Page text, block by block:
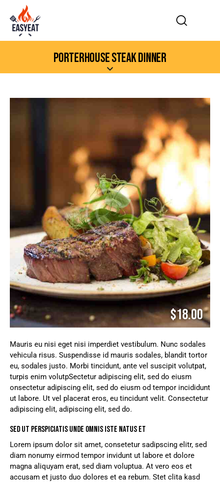
PORTERHOUSE STEAK DINNER
$18.00
Mauris eu nisi eget nisi imperdiet vestibulum. Nunc sodales
vehicula risus. Suspendisse id mauris sodales, blandit tortor
eu, sodales justo. Morbi tincidunt, ante vel suscipit volutpat,
turpis enim volutpSectetur adipiscing elit, sed do eiusm
onsectetur adipiscing elit, sed do eiusm od tempor incididunt
ut labore. Ut vel placerat eros, eu tincidunt velit. Consectetur
adipiscing elit, adipiscing elit, sed do.
SED UT PERSPICIATIS UNDE OMNIS ISTE NATUS ET
Lorem ipsum dolor sit amet, consetetur sadipscing elitr, sed
diam nonumy eirmod tempor invidunt ut labore et dolore
magna aliquyam erat, sed diam voluptua. At vero eos et
accusam et justo duo dolores et ea rebum. Stet clita kasd